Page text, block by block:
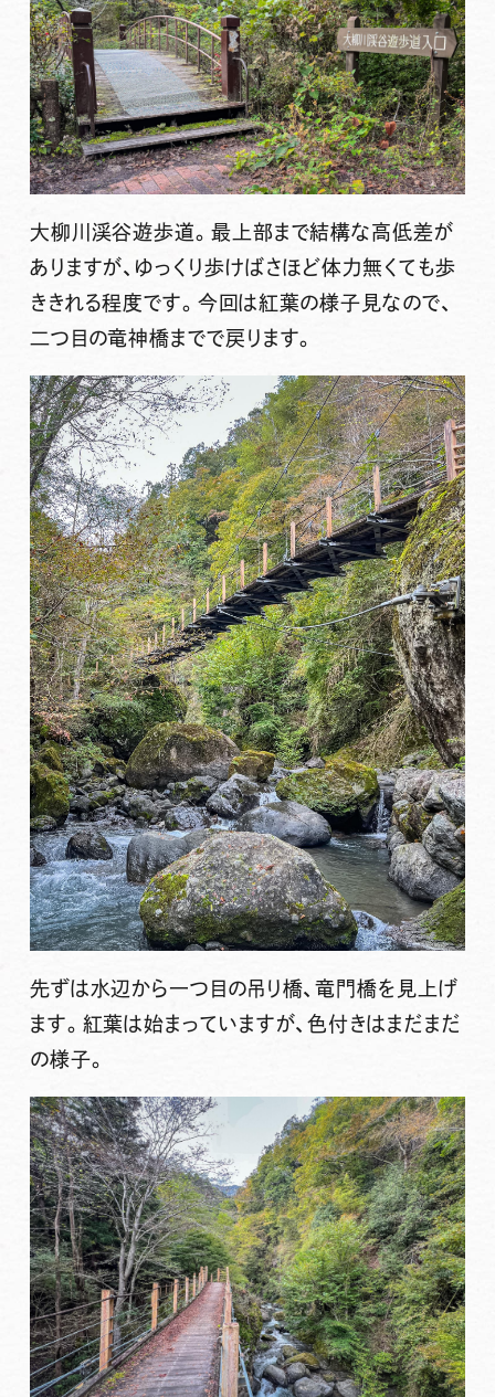
大柳川渓谷遊歩道。最上部まで結構な高低差が
ありますが、ゆっくり歩けばさほど体力無くても歩
ききれる程度です。今回は紅葉の様子見なので、
二つ目の竜神橋までで戻ります。
先ずは水辺から一つ目の吊り橋、竜門橋を見上げ
ます。紅葉は始まっていますが、色付きはまだまだ
の様子。